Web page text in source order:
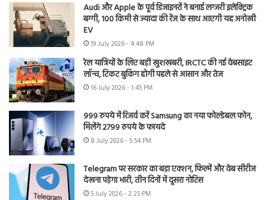
Audi और Apple के पूर्व डिजाइनरों ने बनाई लग्जरी इलेक्ट्रिक
बग्गी, 100 किमी से ज्यादा की रेंज के साथ आएगी यह अनोखी
EV
19 July 2026 - 4:48 PM
रेल यात्रियों के लिए बड़ी खुशखबरी, IRCTC की नई वेबसाइट
लॉन्च, टिकट बुकिंग होगी पहले से आसान और तेज
16 July 2026 - 1:45 PM
999 रुपये में रिजर्व करें Samsung का नया फोल्डेबल फोन,
मिलेंगे 2799 रुपये के फायदे
8 July 2026 - 5:54 PM
Telegram पर सरकार का बड़ा एक्शन, फिल्में और वेब सीरीज
देखना पड़ेगा भारी, तीन दिनों में दूसरा नोटिस
5 July 2026 - 2:25 PM